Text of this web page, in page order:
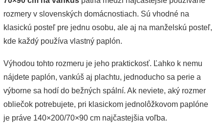
rozmery v slovenských domácnostiach. Sú vhodné na
klasickú posteľ pre jednu osobu, ale aj na manželskú posteľ,
kde každý používa vlastný paplón.
Výhodou tohto rozmeru je jeho praktickosť. Ľahko k nemu
nájdete paplón, vankúš aj plachtu, jednoducho sa perie a
výborne sa hodí do bežných spální. Ak neviete, aký rozmer
obliečok potrebujete, pri klasickom jednolôžkovom paplóne
je práve 140×200/70×90 cm najčastejšia voľba.